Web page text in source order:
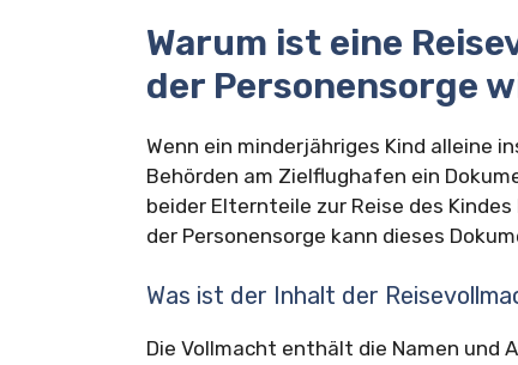
Warum ist eine
der Personensorge
Wenn ein minderjähriges Kind alleine
Behörden am Zielflughafen ein
beider Elternteile zur Reise des
der Personensorge kann dieses
Was ist der Inhalt der
Die Vollmacht enthält die Namen und